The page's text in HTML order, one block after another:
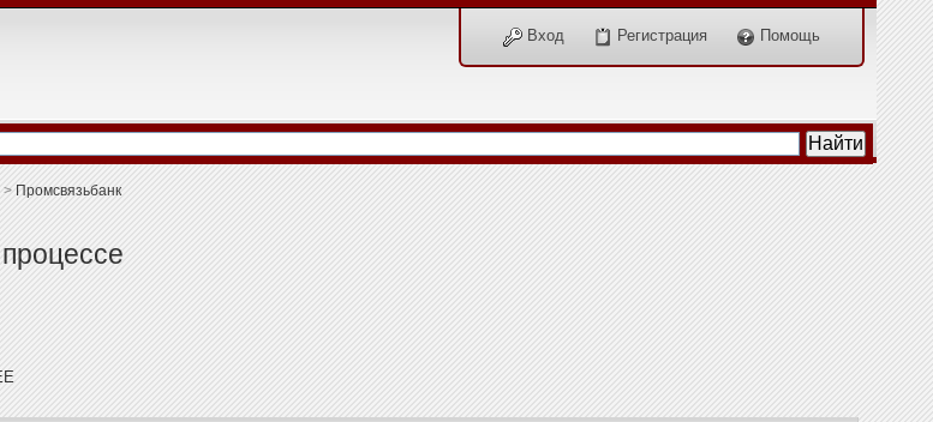
Вход Регистрация Помощь
> Промсвязьбанк